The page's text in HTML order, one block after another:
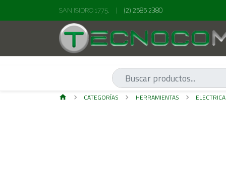
SAN ISIDRO 1775, (2) 2585 2380
CATEGORÍAS HERRAMIENTAS